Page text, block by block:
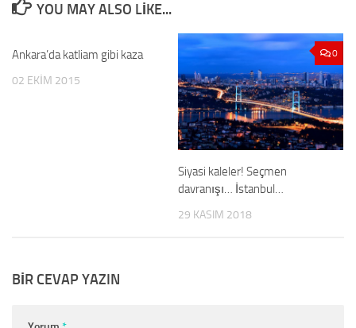
YOU MAY ALSO LIKE...
Ankara’da katliam gibi kaza
02 EKIM 2015
0
Siyasi kaleler! Seçmen
davranışı… İstanbul…
29 KASIM 2018
BIR CEVAP YAZIN